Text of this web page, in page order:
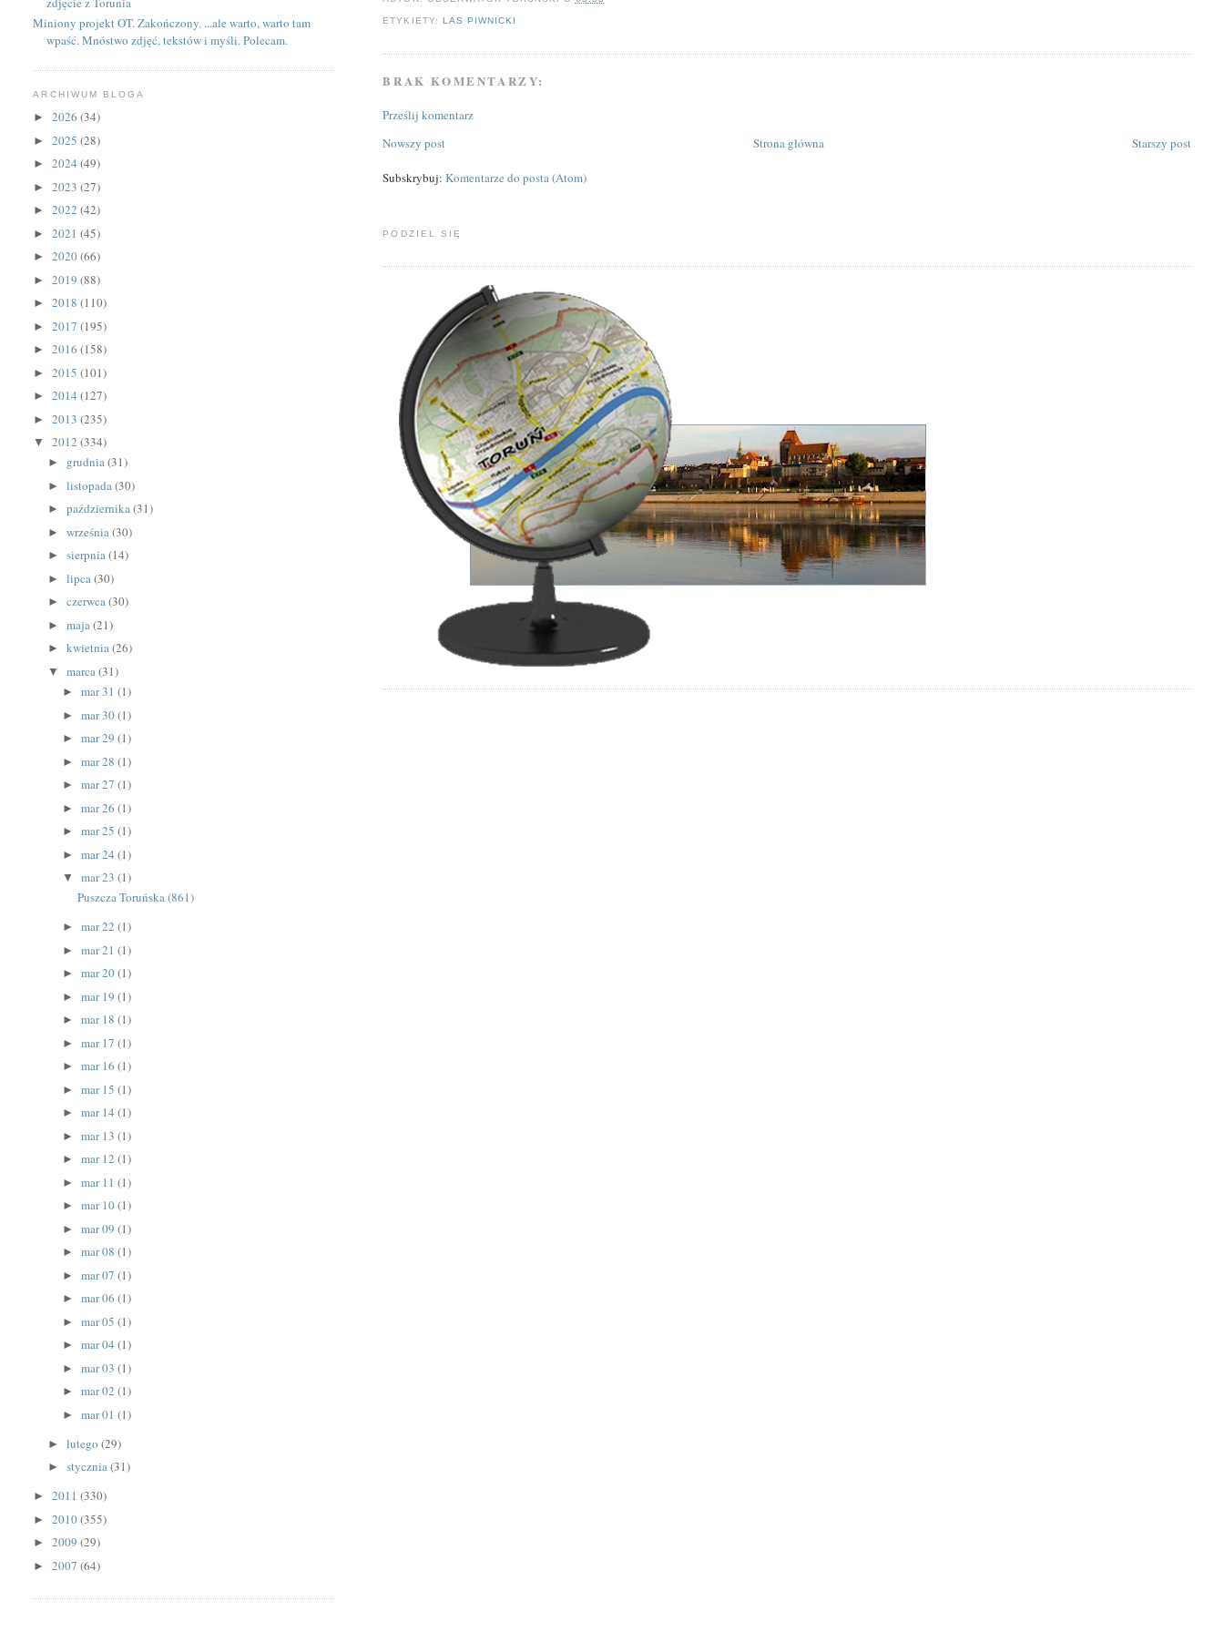
ETYKIETY: LAS PIWNICKI
BRAK KOMENTARZY:
Prześlij komentarz
Nowszy post
Starszy post
Strona główna
Subskrybuj:Komentarze do posta (Atom)
PODZIEL SIĘ
Miniony projekt OT. Zakończony. ...ale warto, warto tam
wpaść. Mnóstwo zdjęć, tekstów i myśli. Polecam.
ARCHIWUM BLOGA
►2026(34)
►2025(28)
►2024(49)
►2023(27)
►2022(42)
►2021(45)
►2020(66)
►2019(88)
►2018(110)
►2017(195)
►2016(158)
►2015(101)
►2014(127)
►2013(235)
▼2012(334)
► grudnia(31)
►listopada(30)
►października(31)
►września(30)
►sierpnia(14)
►lipca(30)
►czerwca(30)
►maja(21)
►kwietnia(26)
▼marca(31)
► mar 31 (1)
► mar 30(1)
► mar 29 (1)
► mar 28 (1)
► mar 27 (1)
► mar 26 (1)
► mar 25 (1)
► mar 24 (1)
▼ mar 23 (1)
Puszcza Toruńska (861)
► mar 22 (1)
► mar 21 (1)
► mar 20(1)
► mar 19 (1)
► mar 18 (1)
► mar 17 (1)
► mar 16 (1)
► mar 15 (1)
► mar 14 (1)
► mar 13 (1)
► mar 12 (1)
► mar 11 (1)
► mar 10(1)
► mar 09 (1)
► mar 08 (1)
► mar 07 (1)
► mar 06 (1)
► mar 05 (1)
► mar 04 (1)
► mar 03 (1)
► mar 02 (1)
► mar 01 (1)
►lutego(29)
►stycznia(31)
►2011(330)
►2010(355)
►2009(29)
►2007(64)